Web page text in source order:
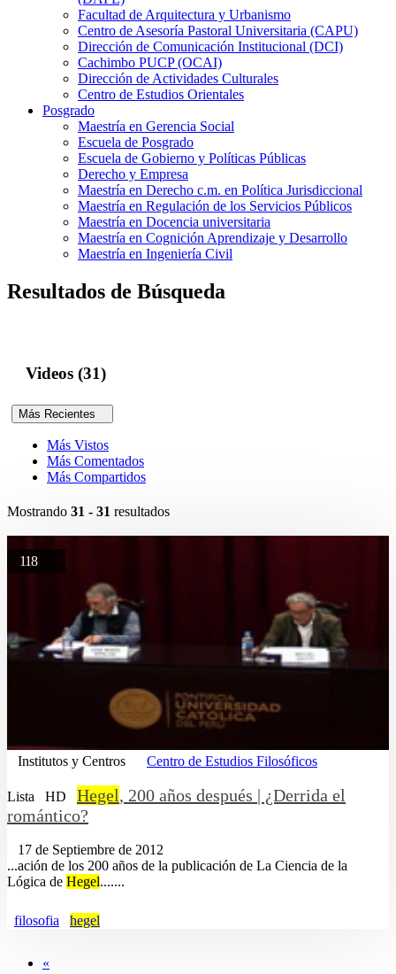
Facultad de Arquitectura y Urbanismo
Centro de Asesoría Pastoral Universitaria (CAPU)
Dirección de Comunicación Institucional (DCI)
Cachimbo PUCP (OCAI)
Dirección de Actividades Culturales
Centro de Estudios Orientales
Posgrado
Maestría en Gerencia Social
Escuela de Posgrado
Escuela de Gobierno y Políticas Públicas
Derecho y Empresa
Maestría en Derecho c.m. en Política Jurisdiccional
Maestría en Regulación de los Servicios Públicos
Maestría en Docencia universitaria
Maestría en Cognición Aprendizaje y Desarrollo
Maestría en Ingeniería Civil
Resultados de Búsqueda
Videos (31)
Más Recientes
Más Vistos
Más Comentados
Más Compartidos
Mostrando 31 - 31 resultados
118
Institutos y Centros Centro de Estudios Filosóficos
Lista HD Hegel, 200 años después | ¿Derrida el
romántico?
17 de Septiembre de 2012
...ación de los 200 años de la publicación de La Ciencia de la
Lógica de Hegel.......
filosofia hegel
«